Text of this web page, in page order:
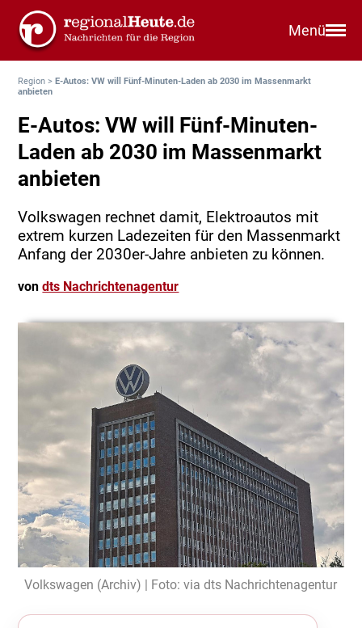
Menü
Region >E-Autos: VW will Fünf-Minuten-Laden ab 2030 im Massenmarkt
anbieten
E-Autos: VW will Fünf-Minuten-
Laden ab 2030 im Massenmarkt
anbieten
Volkswagen rechnet damit, Elektroautos mit
extrem kurzen Ladezeiten für den Massenmarkt
Anfang der 2030er-Jahre anbieten zu können.
vondts Nachrichtenagentur
Volkswagen (Archiv) | Foto: via dts Nachrichtenagentur